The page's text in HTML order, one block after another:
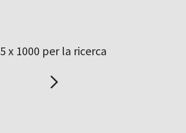
5 x 1000 per la ricerca